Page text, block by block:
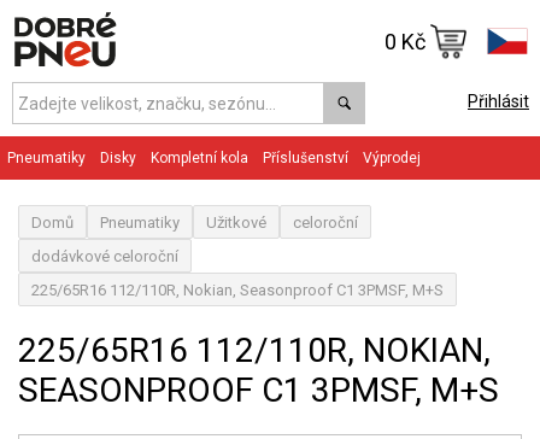
Přihlásit
0 Kč
Pneumatiky Disky Kompletní kola Příslušenství Výprodej
Domů Pneumatiky Užitkové
celoroční
dodávkové celoroční
225/65R16 112/110R, Nokian, Seasonproof C1 3PMSF, M+S
225/65R16 112/110R, NOKIAN,
SEASONPROOF C1 3PMSF, M+S